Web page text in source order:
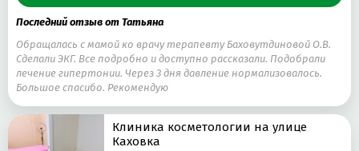
Последний отзыв от Татьяна
Обращалась с мамой ко врачу терапевту Баховутдиновой О.В.
Сделали ЭКГ. Все подробно и доступно рассказали. Подобрали
лечение гипертонии. Через 3 дня давление нормализовалось.
Большое спасибо. Рекомендую
Клиника косметологии на улице
Каховка